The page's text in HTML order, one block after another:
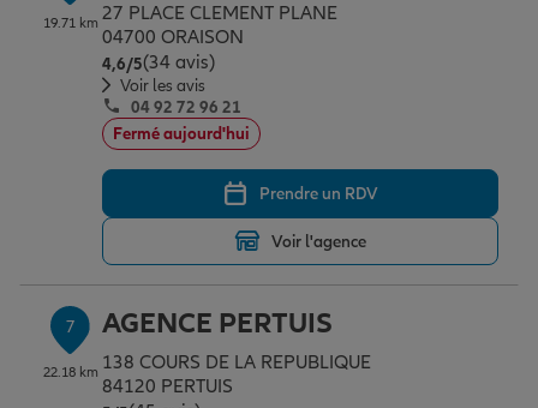
19.71 km 27 PLACE CLEMENT PLANE
04700 ORAISON
4,6/5Note de 4.6 sur 5
(34 avis)
Voir les avis
04 92 72 96 21
Fermé aujourd'hui
Prendre un RDV
Voir l'agence
7
22.18 km
AGENCE PERTUIS
138 COURS DE LA REPUBLIQUE
84120 PERTUIS